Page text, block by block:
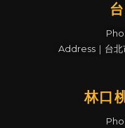
Address｜台北
林口